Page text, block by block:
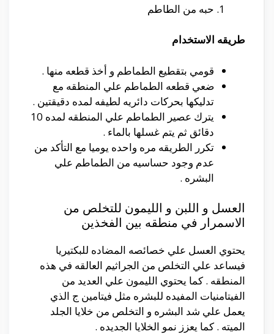
حبه من الطاطم
طريقه الاستخدام
قومي بتقطيع الطماطم و أخذ قطعه منها .
ضعي قطعه الطماطم علي المنطقه مع
تدليكها بحركات دائريه لطيفه لمده دقيقتين .
يترك عصير الطماطم علي المنطقه لمده 10
دقائق ثم يتم غسلها بالماء .
تكرر الطريقه مره واحده يوميا مع التأكد من
عدم وجود حساسيه من الطماطم علي
البشره .
العسل و اللبن و الليمون للتخلص من
الاسمرار في منطقه بين الفخذين
يحتوي العسل علي خصائصه المضاده للبكتيريا
فيساعد علي التخلص من الجراثيم العالقه في هذه
المنطقه . كما يحتوي الليمون علي العديد من
الفيتامنيات المفيده للبشره مثل فيتامين ج الذي
يعمل علي شد البشره و التخلص من خلايا الجلد
الميته . كما يعزز نمو الخلايا الجديده .